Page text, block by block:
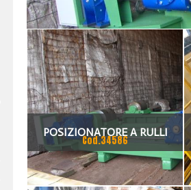
POSIZIONATORE A RULLI
FOLLE E MOTORIZZATO 200
TON
Cod.34586